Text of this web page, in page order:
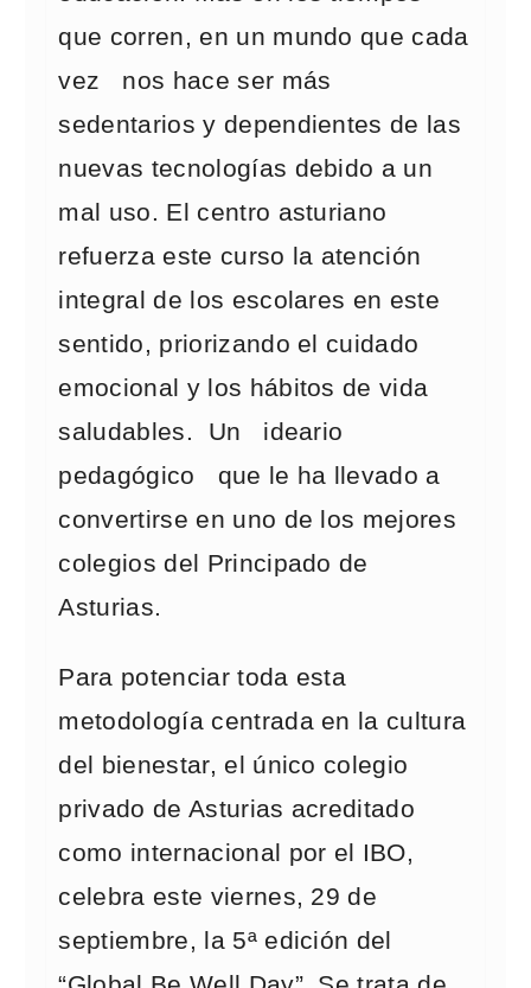
que corren, en un mundo que cada
vez nos hace ser más
sedentarios y dependientes de las
nuevas tecnologías debido a un
mal uso. El centro asturiano
refuerza este curso la atención
integral de los escolares en este
sentido, priorizando el cuidado
emocional y los hábitos de vida
saludables. Un ideario
pedagógico que le ha llevado a
convertirse en uno de los mejores
colegios del Principado de
Asturias.
Para potenciar toda esta
metodología centrada en la cultura
del bienestar, el único colegio
privado de Asturias acreditado
como internacional por el IBO,
celebra este viernes, 29 de
septiembre, la 5ª edición del